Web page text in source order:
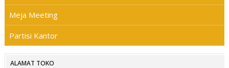
Meja Meeting
Partisi Kantor
ALAMAT TOKO